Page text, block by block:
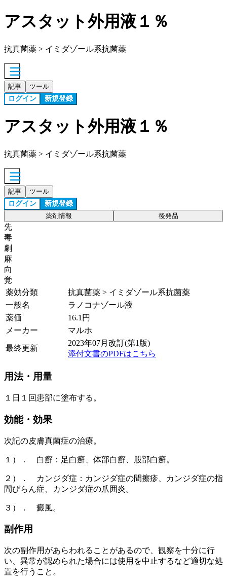
アスタット外用液１％
抗真菌薬 > イミダゾール系抗菌薬
記事 ツール
ログイン 新規登録
アスタット外用液１％
抗真菌薬 > イミダゾール系抗菌薬
記事 ツール
ログイン 新規登録
薬剤情報 後発品
先
毒
劇
麻
向
覚
薬効分類
抗真菌薬 > イミダゾール系抗菌薬
一般名
ラノコナゾール液
薬価
16.1 円
メーカー
マルホ
最終更新
2023年07月改訂(第1版)
添付文書のPDFはこちら
用法・用量
１日１回患部に塗布する。
効能・効果
次記の皮膚真菌症の治療。
１）． 白癬：足白癬、体部白癬、股部白癬。
２）． カンジダ症：カンジダ症の間擦疹、カンジダ症の指
間びらん症、カンジダ症の爪囲炎。
３）． 癜風。
副作用
次の副作用があらわれることがあるので、観察を十分に行
い、異常が認められた場合には使用を中止するなど適切な処
置を行うこと。